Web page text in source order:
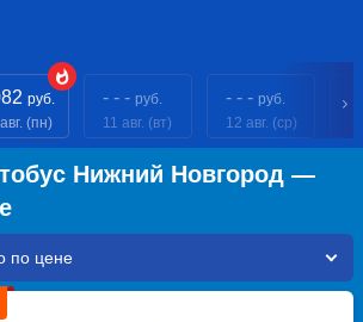
руб.
(пн)
- - - руб.
11 авг. (вт)
- - - руб.
12 авг. (ср)
Нижний Новгород —
по